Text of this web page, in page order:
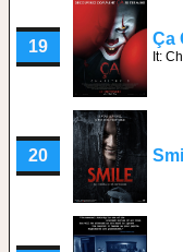
19 Ça
It:
20